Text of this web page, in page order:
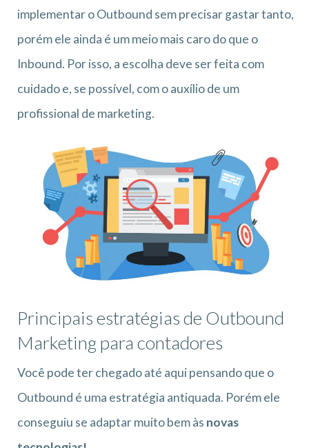
implementar o Outbound sem precisar gastar tanto,
porém ele ainda é um meio mais caro do que o
Inbound. Por isso, a escolha deve ser feita com
cuidado e, se possível, com o auxílio de um
profissional de marketing.
Principais estratégias de Outbound
Marketing para contadores
Você pode ter chegado até aqui pensando que o
Outbound é uma estratégia antiquada. Porém ele
conseguiu se adaptar muito bem às novas